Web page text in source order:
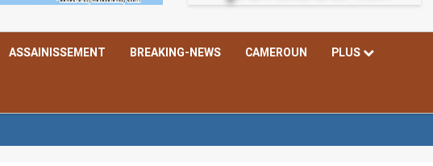
ASSAINISSEMENT BREAKING-NEWS CAMEROUN PLUS